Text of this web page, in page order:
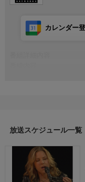
カレンダー
Lullaby」
放送スケジュール一覧